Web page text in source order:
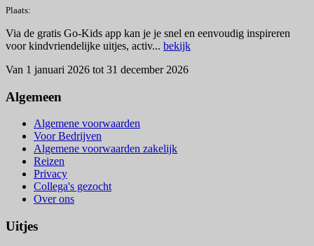
Plaats:
Via de gratis Go-Kids app kan je je snel en eenvoudig inspireren
voor kindvriendelijke uitjes, activ... bekijk
Van 1 januari 2026 tot 31 december 2026
Algemeen
Algemene voorwaarden
Voor Bedrijven
Algemene voorwaarden zakelijk
Reizen
Privacy
Collega's gezocht
Over ons
Uitjes